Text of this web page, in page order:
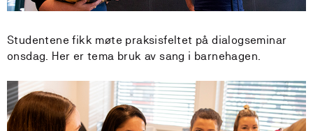
Studentene fikk møte praksisfeltet på dialogseminar
onsdag. Her er tema bruk av sang i barnehagen.